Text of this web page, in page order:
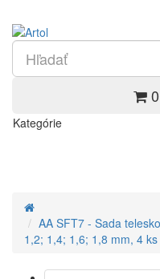
Kategórie
AA SFT7 - Sada
1,2; 1,4; 1,6; 1,8 mm, 4 ks